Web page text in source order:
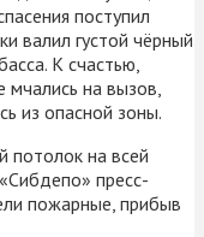
поступил
валил густой чёрный
К счастью,
на вызов,
из опасной зоны.
потолок на всей
пресс-
пожарные, прибыв